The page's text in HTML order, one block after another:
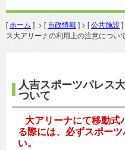
[ ホーム ] > [市政情報 ] > [公共施設]
ス大アリーナの利用上の注意につい
人吉スポーツパレス
ついて
大アリーナにて移動式
る際には、必ずスポー
い。